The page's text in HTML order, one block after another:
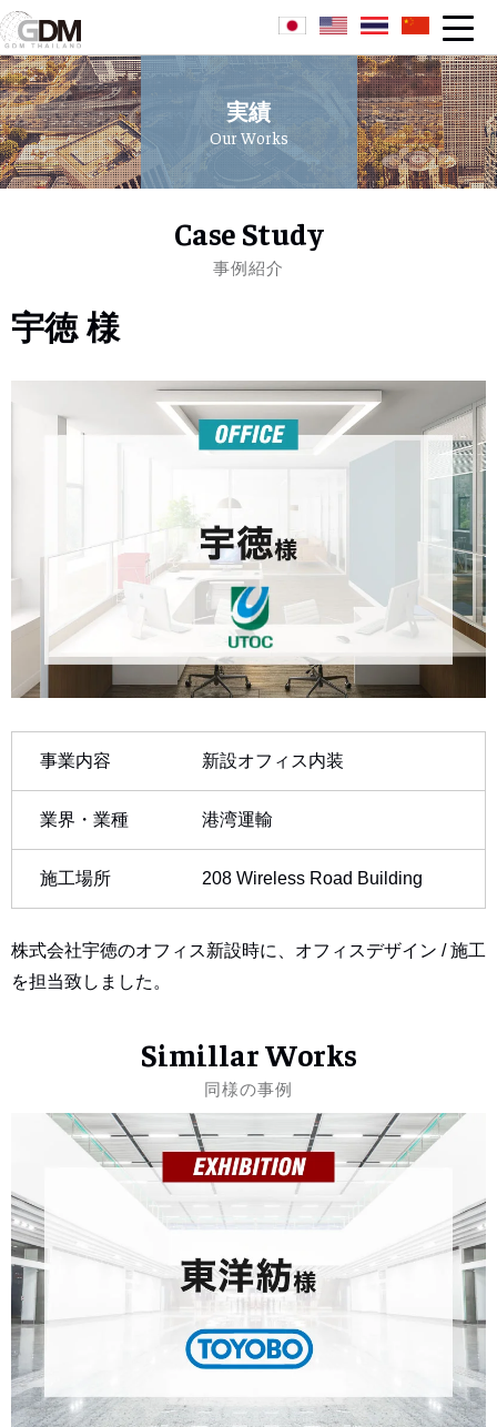
実績
Our Works
Case Study
事例紹介
宇徳 様
事業内容 新設オフィス内装
業界・業種 港湾運輸
施工場所 208 Wireless Road Building
株式会社宇徳のオフィス新設時に、オフィスデザイン / 施工
を担当致しました。
Simillar Works
同様の事例